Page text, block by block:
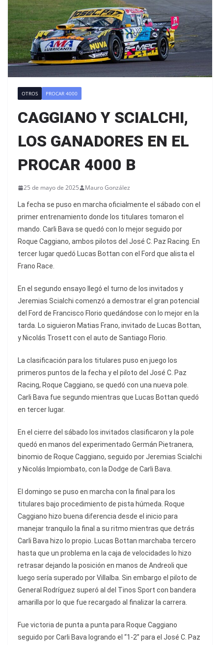
OTROS PROCAR 4000
CAGGIANO Y SCIALCHI,
LOS GANADORES EN EL
PROCAR 4000 B
25 de mayo de 2025 Mauro González
La fecha se puso en marcha oficialmente el sábado con el
primer entrenamiento donde los titulares tomaron el
mando. Carli Bava se quedó con lo mejor seguido por
Roque Caggiano, ambos pilotos del José C. Paz Racing. En
tercer lugar quedó Lucas Bottan con el Ford que alista el
Frano Race.
En el segundo ensayo llegó el turno de los invitados y
Jeremias Scialchi comenzó a demostrar el gran potencial
del Ford de Francisco Florio quedándose con lo mejor en la
tarda. Lo siguieron Matias Frano, invitado de Lucas Bottan,
y Nicolás Trosett con el auto de Santiago Florio.
La clasificación para los titulares puso en juego los
primeros puntos de la fecha y el piloto del José C. Paz
Racing, Roque Caggiano, se quedó con una nueva pole.
Carli Bava fue segundo mientras que Lucas Bottan quedó
en tercer lugar.
En el cierre del sábado los invitados clasificaron y la pole
quedó en manos del experimentado Germán Pietranera,
binomio de Roque Caggiano, seguido por Jeremias Scialchi
y Nicolás Impiombato, con la Dodge de Carli Bava.
El domingo se puso en marcha con la final para los
titulares bajo procedimiento de pista húmeda. Roque
Caggiano hizo buena diferencia desde el inicio para
manejar tranquilo la final a su ritmo mientras que detrás
Carli Bava hizo lo propio. Lucas Bottan marchaba tercero
hasta que un problema en la caja de velocidades lo hizo
retrasar dejando la posición en manos de Andreoli que
luego sería superado por Villalba. Sin embargo el piloto de
General Rodríguez superó al del Tinos Sport con bandera
amarilla por lo que fue recargado al finalizar la carrera.
Fue victoria de punta a punta para Roque Caggiano
seguido por Carli Bava logrando el “1-2” para el José C. Paz